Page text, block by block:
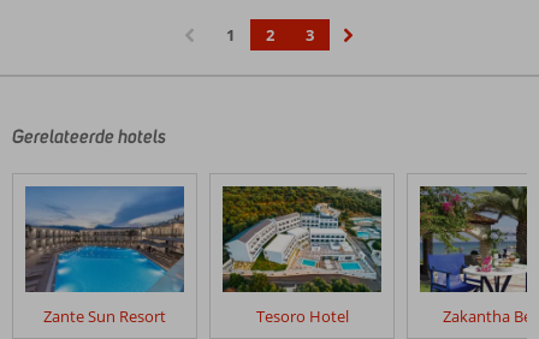
1 2
3
Gerelateerde hotels
Zante Sun Resort Tesoro Hotel Zakantha